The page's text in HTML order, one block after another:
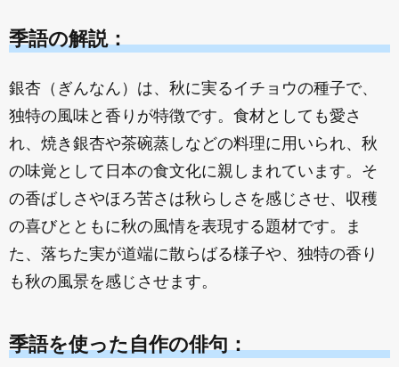
季語の解説：
銀杏（ぎんなん）は、秋に実るイチョウの種子で、
独特の風味と香りが特徴です。食材としても愛さ
れ、焼き銀杏や茶碗蒸しなどの料理に用いられ、秋
の味覚として日本の食文化に親しまれています。そ
の香ばしさやほろ苦さは秋らしさを感じさせ、収穫
の喜びとともに秋の風情を表現する題材です。ま
た、落ちた実が道端に散らばる様子や、独特の香り
も秋の風景を感じさせます。
季語を使った自作の俳句：